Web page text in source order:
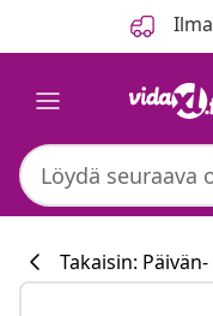
Takaisin: